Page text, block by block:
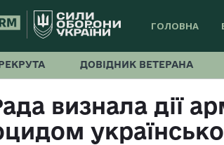
ГОЛОВНА
ДОВІДНИК ВЕТЕРАНА
визнала дії